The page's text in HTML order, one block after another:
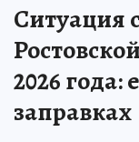
Ситуация
2026 года:
заправках